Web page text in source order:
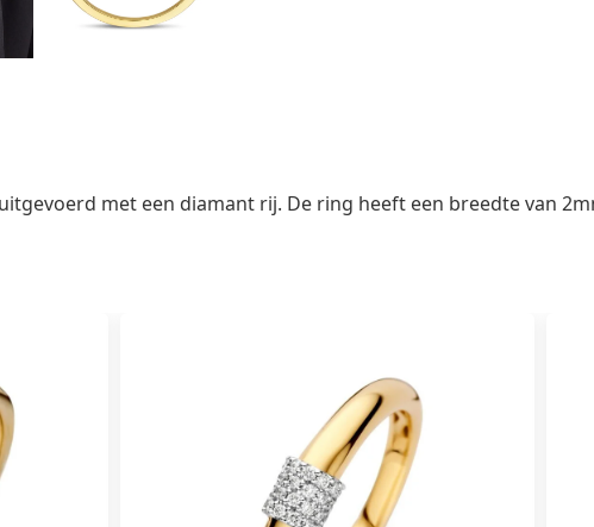
met een diamant rij. De ring heeft een breedte van